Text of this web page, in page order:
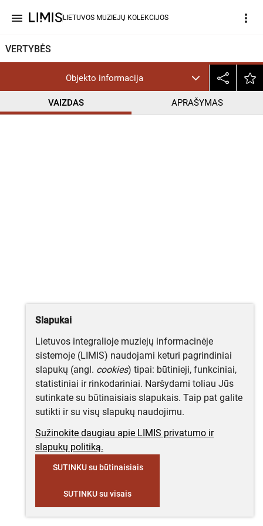
menu LIETUVOS MUZIEJŲ KOLEKCIJOS more_vert
VERTYBĖS
Objekto informacija
VAIZDAS APRAŠYMAS
Slapukai
Lietuvos integralioje muziejų informacinėje
sistemoje (LIMIS) naudojami keturi pagrindiniai
slapukų (angl. cookies) tipai: būtinieji, funkciniai,
statistiniai ir rinkodariniai. Naršydami toliau Jūs
sutinkate su būtinaisiais slapukais. Taip pat galite
sutikti ir su visų slapukų naudojimu.
Sužinokite daugiau apie LIMIS privatumo ir
slapukų politiką.
SUTINKU su būtinaisiais
SUTINKU su visais